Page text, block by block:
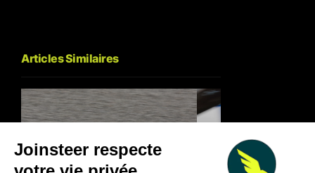
Articles Similaires